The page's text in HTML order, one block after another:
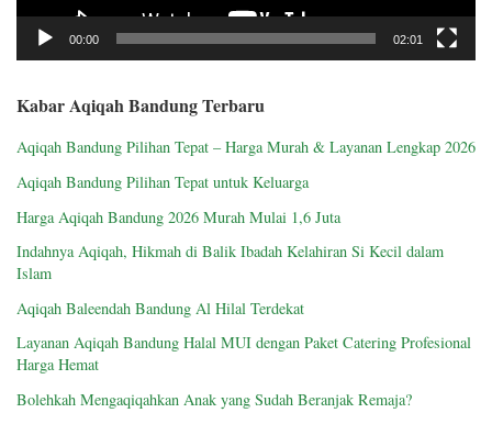
00:00 02:01
Kabar Aqiqah Bandung Terbaru
Aqiqah Bandung Pilihan Tepat – Harga Murah & Layanan Lengkap 2026
Aqiqah Bandung Pilihan Tepat untuk Keluarga
Harga Aqiqah Bandung 2026 Murah Mulai 1,6 Juta
Indahnya Aqiqah, Hikmah di Balik Ibadah Kelahiran Si Kecil dalam
Islam
Aqiqah Baleendah Bandung Al Hilal Terdekat
Layanan Aqiqah Bandung Halal MUI dengan Paket Catering Profesional
Harga Hemat
Bolehkah Mengaqiqahkan Anak yang Sudah Beranjak Remaja?